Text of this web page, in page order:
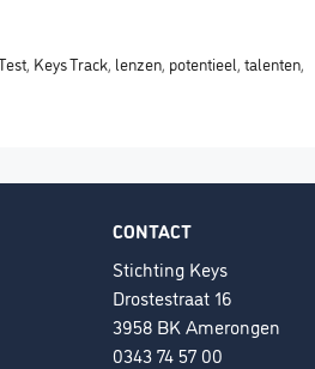
, Keys Track, lenzen, potentieel,talenten,
CONTACT
Stichting Keys
Drostestraat 16
3958 BK Amerongen
0343 74 57 00